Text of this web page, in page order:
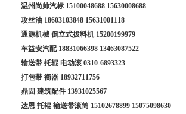
温州尚帅汽标 15100048688 15630008688
攻丝油 18603103848 15631001118
通源机械 倒立式拔料机 15200199979
车益安汽配 18831066398 13463087522
输送带 托辊 电动滚 0310-6893323
打包带 衡器 18932711756
鼎固 建筑配件 13931025567
达恩 托辊 输送带滚筒 15102678899 15075098630